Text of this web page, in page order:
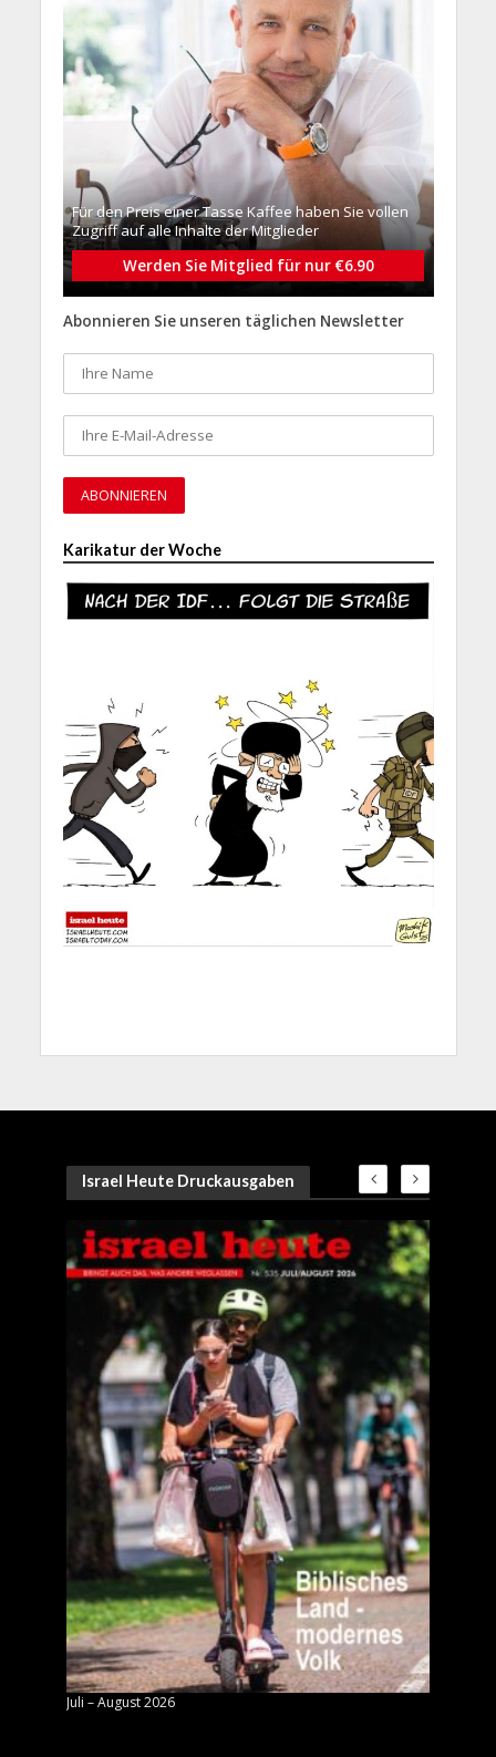
Für den Preis einer Tasse Kaffee haben Sie vollen
Zugriff auf alle Inhalte der Mitglieder
Werden Sie Mitglied für nur €6.90
Abonnieren Sie unseren täglichen Newsletter
Karikatur der Woche
Israel Heute Druckausgaben
Juli – August 2026